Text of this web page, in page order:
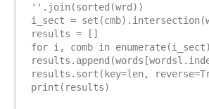
''.join(sorted(wrd))
i_sect =
results = []
for i, comb in
results.sort(key=len,
print(results)